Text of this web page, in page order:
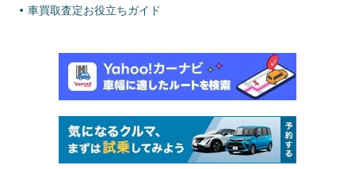
車買取査定お役立ちガイド